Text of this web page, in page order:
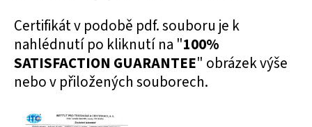
Certifikát v podobě pdf. souboru je k
nahlédnutí po kliknutí na "100%
SATISFACTION GUARANTEE" obrázek výše
nebo v přiložených souborech.